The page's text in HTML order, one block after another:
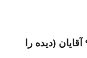
مجلس صبح پنجشنبه ۲۸-۱۰-۹۶ آقایان (دیده را